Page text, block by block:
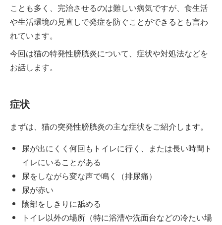
ことも多く、完治させるのは難しい病気ですが、食生活
や生活環境の見直しで発症を防ぐことができるとも言わ
れています。
今回は猫の特発性膀胱炎について、症状や対処法などを
お話します。
症状
まずは、猫の突発性膀胱炎の主な症状をご紹介します。
尿が出にくく何回もトイレに行く、または長い時間ト
イレにいることがある
尿をしながら変な声で鳴く（排尿痛）
尿が赤い
陰部をしきりに舐める
トイレ以外の場所（特に浴漕や洗面台などの冷たい場